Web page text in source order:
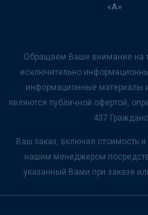
«А»
Обращаем Ваше внимание на
исключительно
информационные материалы
являются публичной офертой,
437
Ваш заказ, включая стоимость
нашим менеджером
указанный Вами при заказе